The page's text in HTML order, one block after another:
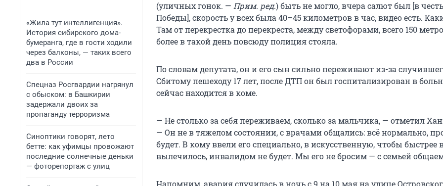
«Жила тут интеллигенция».
История сибирского дома-
бумеранга, где в гости ходили
через балконы, — таких всего
два в России
Спецназ Росгвардии нагрянул
с обыском: в Башкирии
задержали двоих за
пропаганду терроризма
Синоптики говорят, лето
бетте: как уфимцы провожают
последние солнечные деньки
— фоторепортаж с улиц
(уличных гонок. — Прим. ред.) быть не могло, вчера салют был [в
Победы], скорость у всех была 40–45 километров в час, видео есть.
Там от перекрестка до перекреста, между светофорами, всего 150
более в такой день повсюду полиция стояла.
По словам депутата, он и его сын сильно переживают из-за
Сбитому пешеходу 17 лет, после ДТП он был госпитализирован в
сейчас находится в коме.
— Не столько за себя переживаем, сколько за мальчика, — отметил
— Он не в тяжелом состоянии, с врачами общались: всё нормально,
будет. В кому ввели его специально, в искусственную, чтобы быстрее
вылечилось, инвалидом не будет. Мы его не бросим — с семьей
Напомним, авария случилась в ночь с 9 на 10 мая на улице